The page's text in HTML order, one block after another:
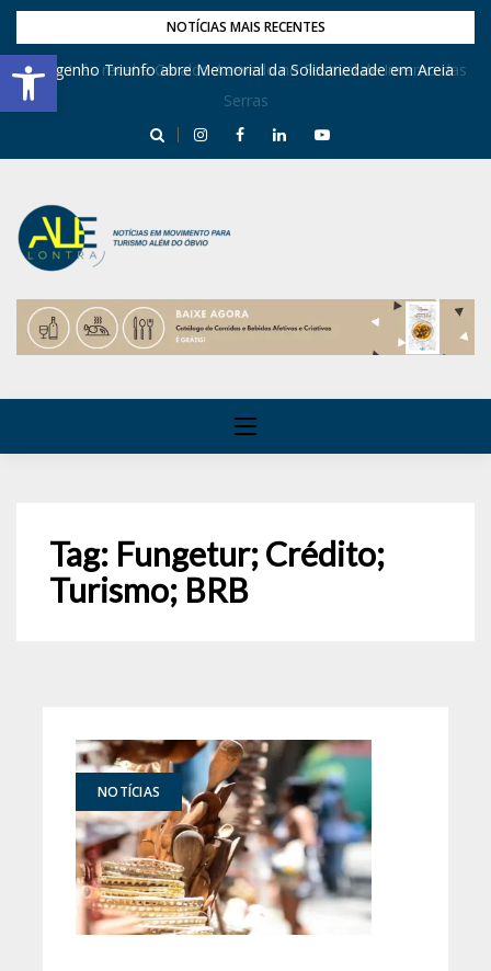
Barra de Ferramentas Aberta
NOTÍCIAS MAIS RECENTES
Dona Inês recebe Geraldo Azevedo no Festival de Inverno das
Serras
Engenho Triunfo abre Memorial da Solidariedade em Areia
Tag: Fungetur; Crédito;
Turismo; BRB
NOTÍCIAS